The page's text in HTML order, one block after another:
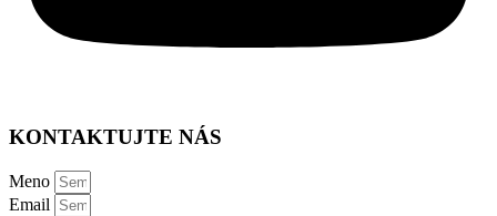
KONTAKTUJTE NÁS
Meno
Email